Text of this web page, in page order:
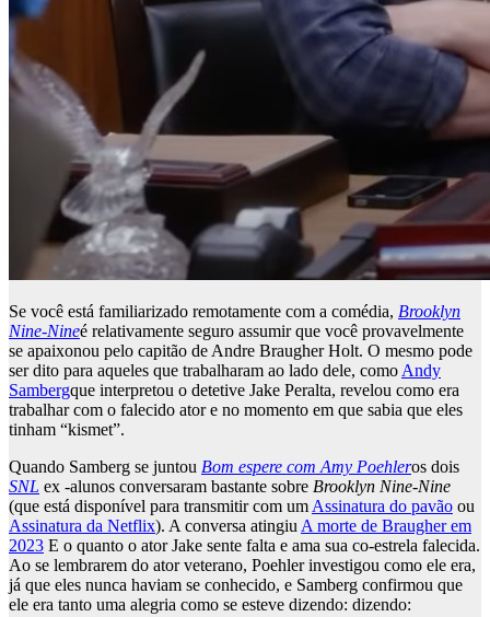
Se você está familiarizado remotamente com a comédia, Brooklyn
Nine-Nineé relativamente seguro assumir que você provavelmente
se apaixonou pelo capitão de Andre Braugher Holt. O mesmo pode
ser dito para aqueles que trabalharam ao lado dele, comoAndy
Sambergque interpretou o detetive Jake Peralta, revelou como era
trabalhar com o falecido ator e no momento em que sabia que eles
tinham “kismet”.
Quando Samberg se juntou Bom espere com Amy Poehleros dois
SNL ex -alunos conversaram bastante sobre Brooklyn Nine-Nine
(que está disponível para transmitir com umAssinatura do pavão ou
Assinatura da Netflix). A conversa atingiuA morte de Braugher em
2023 E o quanto o ator Jake sente falta e ama sua co-estrela falecida.
Ao se lembrarem do ator veterano, Poehler investigou como ele era,
já que eles nunca haviam se conhecido, e Samberg confirmou que
ele era tanto uma alegria como se esteve dizendo: dizendo: